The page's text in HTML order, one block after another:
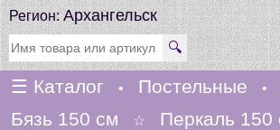
Регион:Архангельск
🔍
☰ Каталог • Постельные •
Бязь 150 см ☆ Перкаль 150